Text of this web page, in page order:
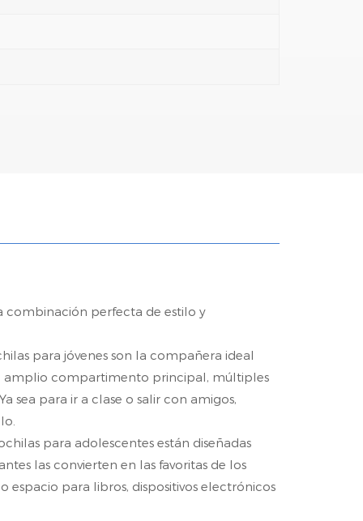
combinación perfecta de estilo y
para jóvenes son la compañera ideal
amplio compartimento principal, múltiples
sea para ir a clase o salir con amigos,
para adolescentes están diseñadas
las convierten en las favoritas de los
espacio para libros, dispositivos electrónicos